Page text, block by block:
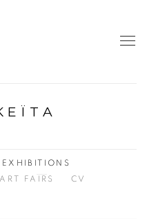
EXHIBITIONS
ART FAIRS
CV